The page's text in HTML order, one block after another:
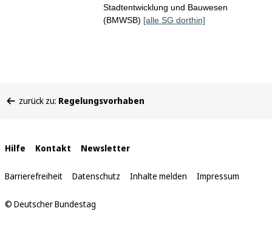
Stadtentwicklung und Bauwesen
(BMWSB) [alle SG dorthin]
befinden
zurück zu: Regelungsvorhaben
Interne
Links
Hilfe Kontakt Newsletter
Barrierefreiheit Datenschutz Inhalte melden Impressum
© Deutscher Bundestag